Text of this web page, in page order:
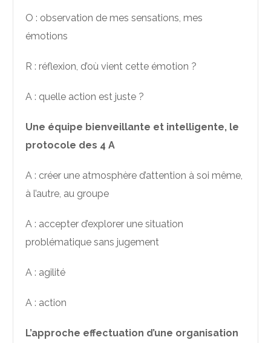
O : observation de mes sensations, mes
émotions
R : réflexion, d’où vient cette émotion ?
A : quelle action est juste ?
Une équipe bienveillante et intelligente, le
protocole des 4 A
A : créer une atmosphère d’attention à soi même,
à l’autre, au groupe
A : accepter d’explorer une situation
problématique sans jugement
A : agilité
A : action
L’approche effectuation d’une organisation